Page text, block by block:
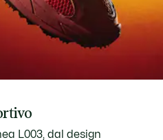
L003, dal design